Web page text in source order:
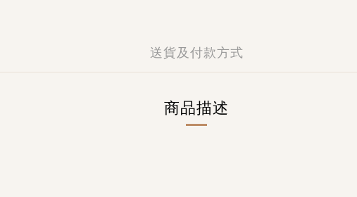
送貨及付款方式
商品描述